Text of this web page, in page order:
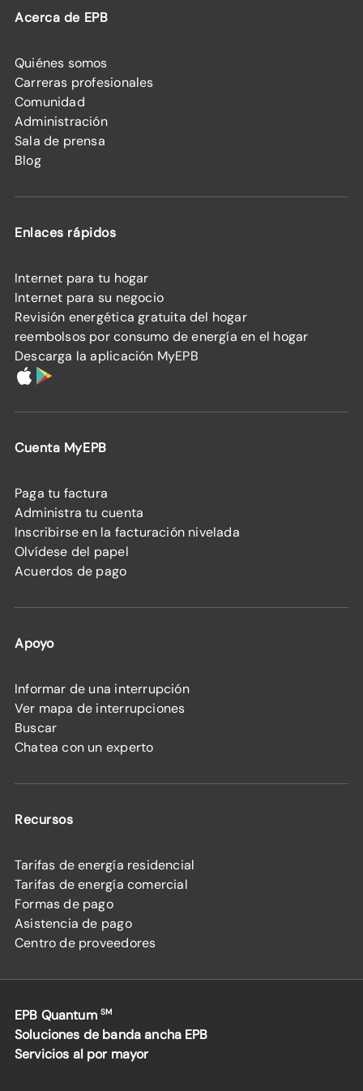
Acerca de EPB
Quiénes somos
Carreras profesionales
Comunidad
Administración
Sala de prensa
Blog
Enlaces rápidos
Internet para tu hogar
Internet para su negocio
Revisión energética gratuita del hogar
reembolsos por consumo de energía en el hogar
Descarga la aplicación MyEPB
Cuenta MyEPB
Paga tu factura
Administra tu cuenta
Inscribirse en la facturación nivelada
Olvídese del papel
Acuerdos de pago
Apoyo
Informar de una interrupción
Ver mapa de interrupciones
Buscar
Chatea con un experto
Recursos
Tarifas de energía residencial
Tarifas de energía comercial
Formas de pago
Asistencia de pago
Centro de proveedores
EPB Quantum SM
Soluciones de banda ancha EPB
Servicios al por mayor